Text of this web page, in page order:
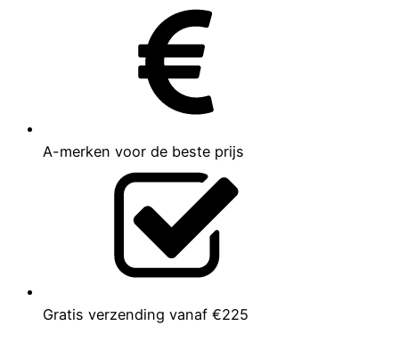
A-merken voor de beste prijs
Gratis verzending vanaf €225